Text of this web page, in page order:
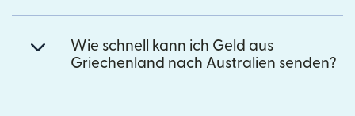
Wie schnell kann ich Geld aus
Griechenland nach Australien senden?